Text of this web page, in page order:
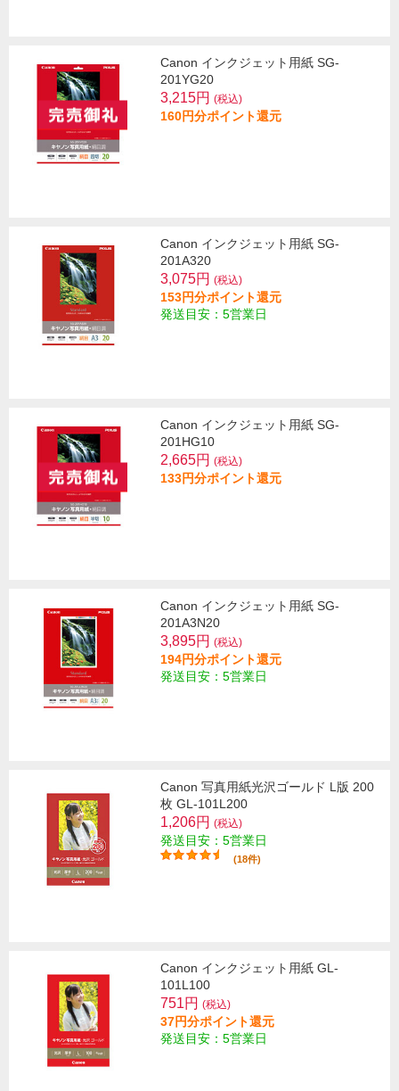
Canon インクジェット用紙 SG-
201YG20
3,215円 (税込)
160円分ポイント還元
Canon インクジェット用紙 SG-
201A320
3,075円 (税込)
153円分ポイント還元
発送目安：5営業日
Canon インクジェット用紙 SG-
201HG10
2,665円 (税込)
133円分ポイント還元
Canon インクジェット用紙 SG-
201A3N20
3,895円 (税込)
194円分ポイント還元
発送目安：5営業日
Canon 写真用紙光沢ゴールド L版 200
枚 GL-101L200
1,206円 (税込)
発送目安：5営業日
(18件)
Canon インクジェット用紙 GL-
101L100
751円 (税込)
37円分ポイント還元
発送目安：5営業日